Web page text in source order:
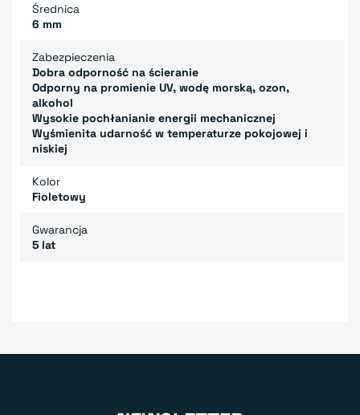
Średnica
6 mm
Zabezpieczenia
Dobra odporność na ścieranie
Odporny na promienie UV, wodę morską, ozon,
alkohol
Wysokie pochłanianie energii mechanicznej
Wyśmienita udarność w temperaturze pokojowej i
niskiej
Kolor
Fioletowy
Gwarancja
5 lat